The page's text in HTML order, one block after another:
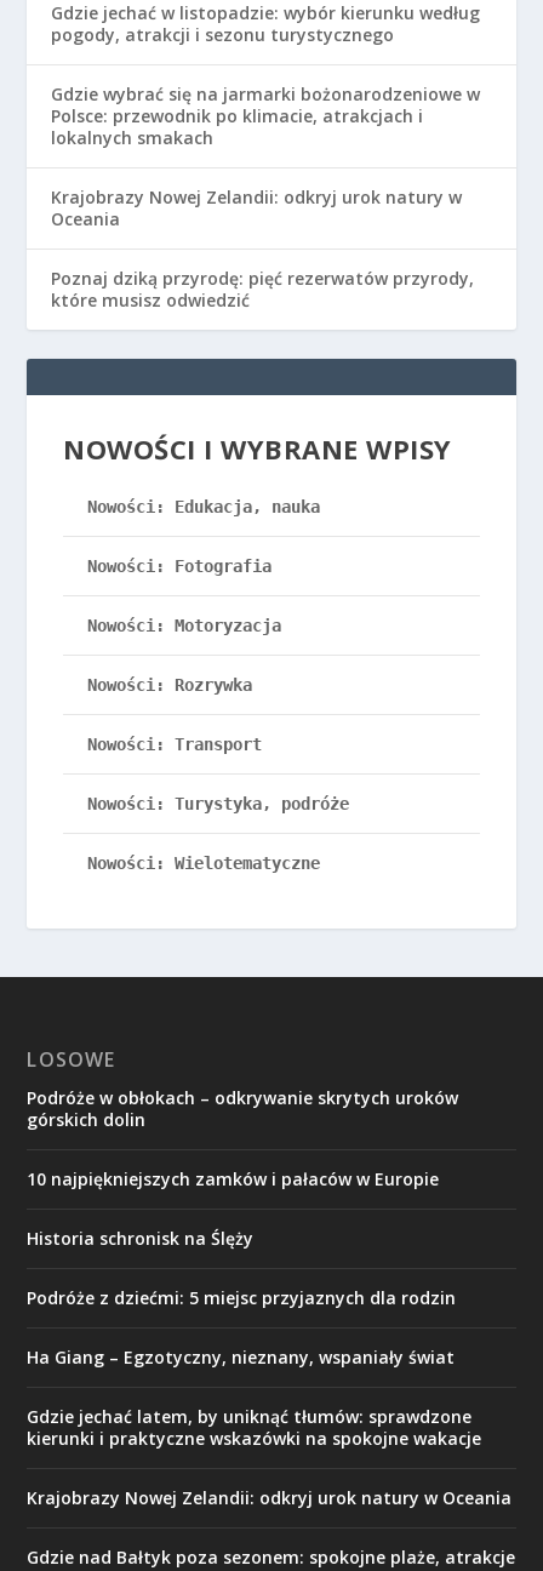
Gdzie jechać w listopadzie: wybór kierunku według
pogody, atrakcji i sezonu turystycznego
Gdzie wybrać się na jarmarki bożonarodzeniowe w
Polsce: przewodnik po klimacie, atrakcjach i
lokalnych smakach
Krajobrazy Nowej Zelandii: odkryj urok natury w
Oceania
Poznaj dziką przyrodę: pięć rezerwatów przyrody,
które musisz odwiedzić
NOWOŚCI I WYBRANE WPISY
Nowości: Edukacja, nauka
Nowości: Fotografia
Nowości: Motoryzacja
Nowości: Rozrywka
Nowości: Transport
Nowości: Turystyka, podróże
Nowości: Wielotematyczne
LOSOWE
Podróże w obłokach – odkrywanie skrytych uroków
górskich dolin
10 najpiękniejszych zamków i pałaców w Europie
Historia schronisk na Ślęży
Podróże z dziećmi: 5 miejsc przyjaznych dla rodzin
Ha Giang – Egzotyczny, nieznany, wspaniały świat
Gdzie jechać latem, by uniknąć tłumów: sprawdzone
kierunki i praktyczne wskazówki na spokojne wakacje
Krajobrazy Nowej Zelandii: odkryj urok natury w Oceania
Gdzie nad Bałtyk poza sezonem: spokojne plaże, atrakcje